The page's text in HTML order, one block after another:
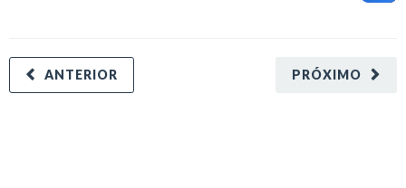
PRÓXIMO
ANTERIOR